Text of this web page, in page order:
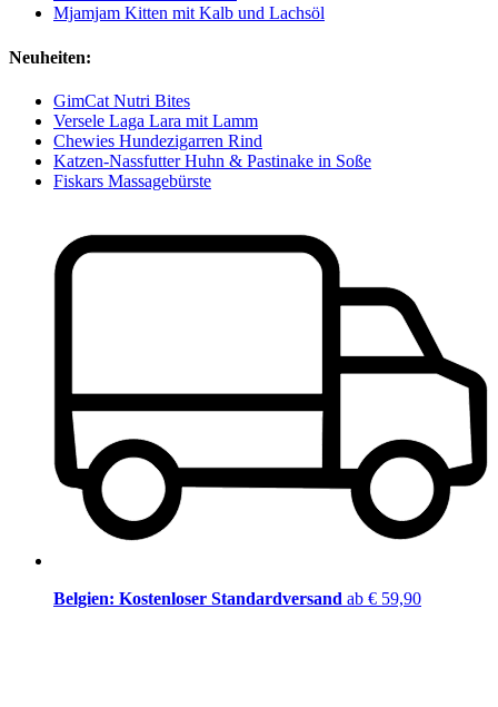
Mjamjam Kitten mit Kalb und Lachsöl
Neuheiten:
GimCat Nutri Bites
Versele Laga Lara mit Lamm
Chewies Hundezigarren Rind
Katzen-Nassfutter Huhn & Pastinake in Soße
Fiskars Massagebürste
Belgien: Kostenloser Standardversand ab € 59,90